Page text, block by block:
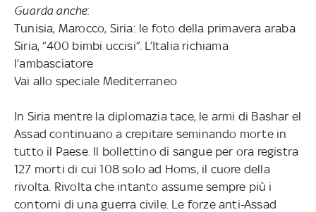
Guarda anche:
Tunisia, Marocco, Siria: le foto della primavera araba
Siria, “400 bimbi uccisi”. L’Italia richiama
l’ambasciatore
Vai allo speciale Mediterraneo
In Siria mentre la diplomazia tace, le armi di Bashar el
Assad continuano a crepitare seminando morte in
tutto il Paese. Il bollettino di sangue per ora registra
127 morti di cui 108 solo ad Homs, il cuore della
rivolta. Rivolta che intanto assume sempre più i
contorni di una guerra civile. Le forze anti-Assad